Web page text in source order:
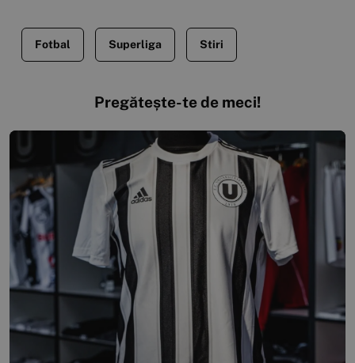
Fotbal Superliga Stiri
Pregătește-te de meci!